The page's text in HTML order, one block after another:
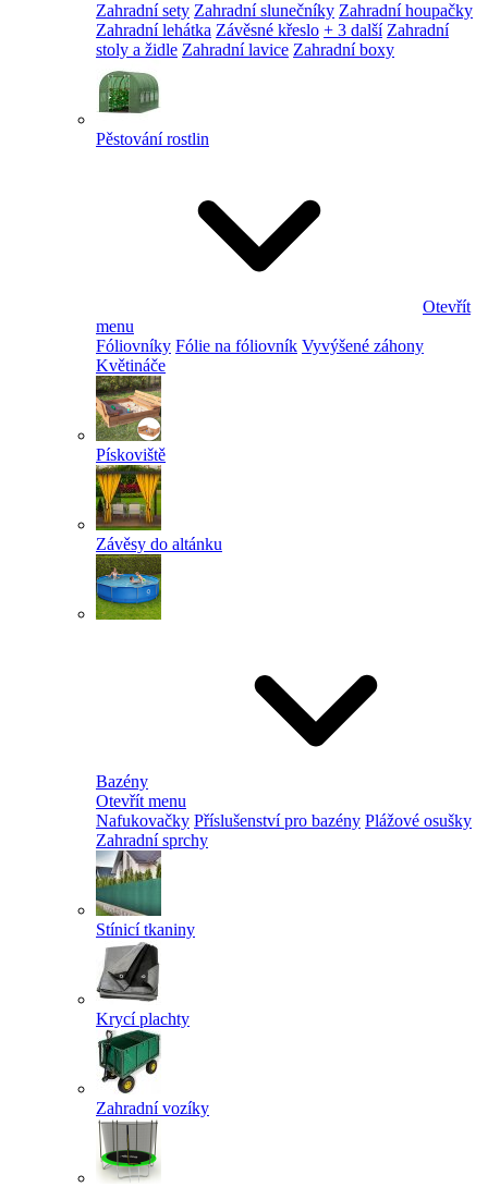
Zahradní sety Zahradní slunečníky Zahradní houpačky
Zahradní lehátka Závěsné křeslo + 3 další Zahradní
stoly a židle Zahradní lavice Zahradní boxy
Pěstování rostlin
Otevřít
menu
Fóliovníky Fólie na fóliovník Vyvýšené záhony
Květináče
Pískoviště
Závěsy do altánku
Bazény
Otevřít menu
Nafukovačky Příslušenství pro bazény Plážové osušky
Zahradní sprchy
Stínicí tkaniny
Krycí plachty
Zahradní vozíky